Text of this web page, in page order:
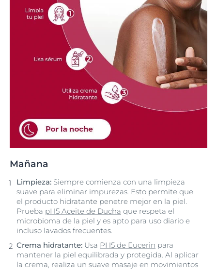
Mañana
Limpieza: Siempre comienza con una limpieza
suave para eliminar impurezas. Esto permite que
el producto hidratante penetre mejor en la piel.
Prueba pH5 Aceite de Ducha que respeta el
microbioma de la piel y es apto para uso diario e
incluso lavados frecuentes.
Crema hidratante: Usa PH5 de Eucerin para
mantener la piel equilibrada y protegida. Al aplicar
la crema, realiza un suave masaje en movimientos